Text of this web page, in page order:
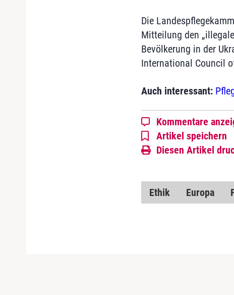
Die
Mitteilung den
Bevölkerung in der
International Council
Auch interessant:
Kommentare
Artikel speichern
Diesen Artikel
Ethik Europa